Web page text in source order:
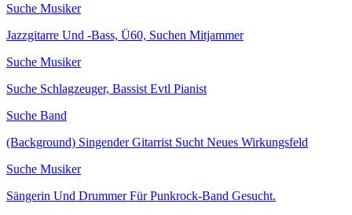
Suche Musiker
Jazzgitarre Und -Bass, Ü60, Suchen Mitjammer
Suche Musiker
Suche Schlagzeuger, Bassist Evtl Pianist
Suche Band
(Background) Singender Gitarrist Sucht Neues Wirkungsfeld
Suche Musiker
Sängerin Und Drummer Für Punkrock-Band Gesucht.